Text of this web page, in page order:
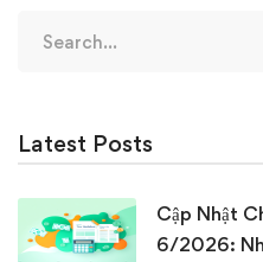
for:
Latest Posts
Cập Nhật
6/2026: